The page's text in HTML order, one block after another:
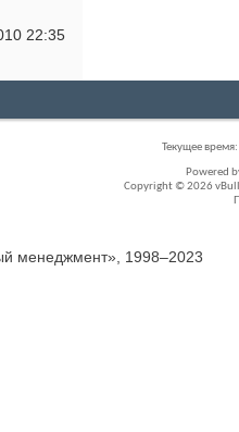
22:35
Текущее время:
Powered
Copyright © 2026
менеджмент», 1998–2023